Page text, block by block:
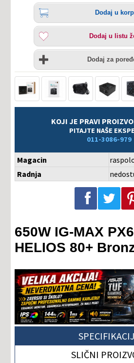
Količina
Dodaj
korpu
Dodaj u
Dodaj
listu
želja
Dodaj u listu
Uporedi
Dodaj za
KOJI JE PRAVI
PITAJTE NAŠE
011-3086-979
Magacin
Radnja
Podeli na Facebook-u Podeli na Twitter-u
650W IG-MAX
HELIOS 80+
SLIČNI